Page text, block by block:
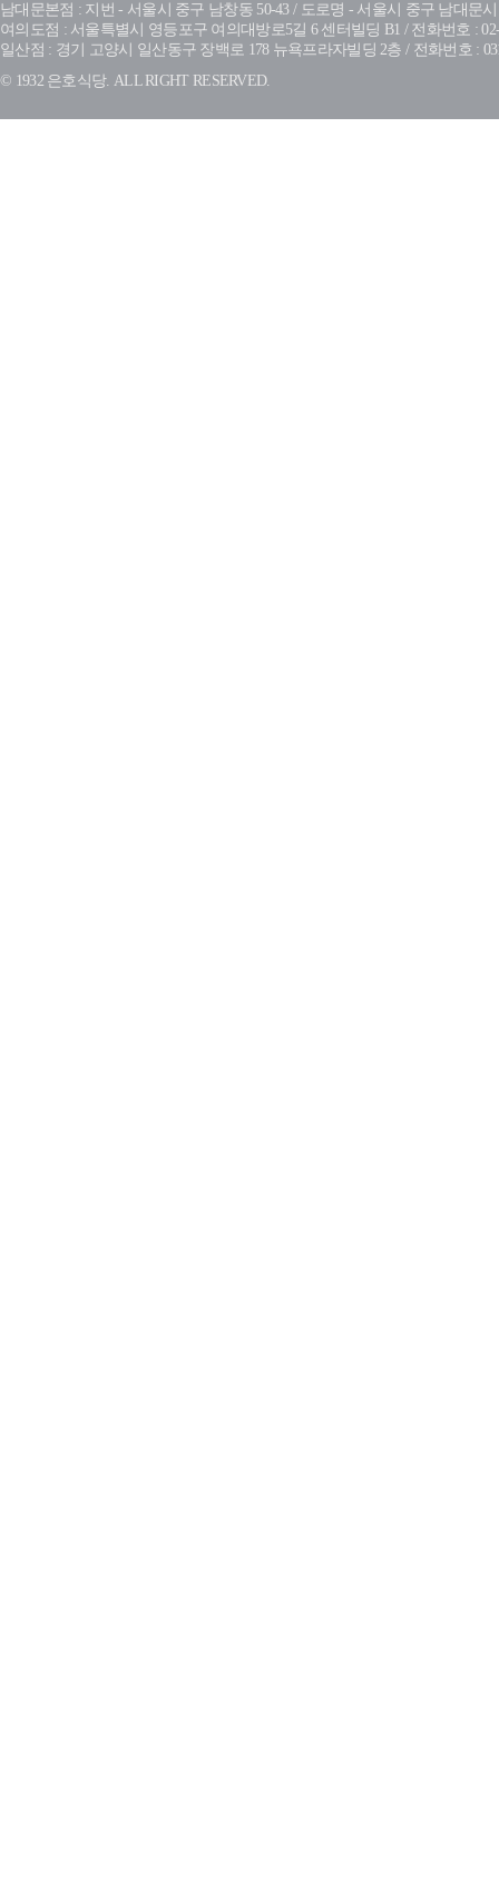
남대문본점 : 지번 - 서울시 중구 남창동 50-43 / 도로명 - 서울시 중구 남대문시
여의도점 : 서울특별시 영등포구 여의대방로5길 6 센터빌딩 B1 / 전화번호 : 02-
일산점 : 경기 고양시 일산동구 장백로 178 뉴욕프라자빌딩 2층 / 전화번호 :
© 1932 은호식당. ALL RIGHT RESERVED.